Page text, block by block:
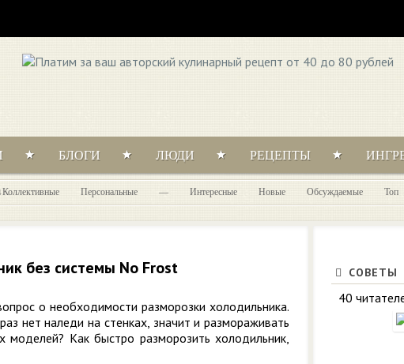
БЛОГИ ЛЮДИ РЕЦЕПТЫ
Коллективные Персональные — Интересные Новые Обсуждаемые Топ
без системы No Frost
о необходимости разморозки холодильника.
нет наледи на стенках, значит и размораживать
Как быстро разморозить холодильник,
СОВЕТЫ
40